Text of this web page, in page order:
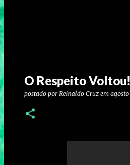
O Respeito
postado por Reinaldo Cruz em agosto